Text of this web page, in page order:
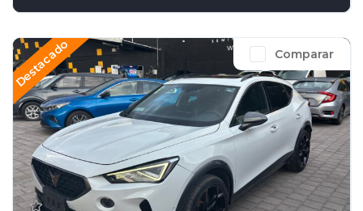
Comparar
Destacado